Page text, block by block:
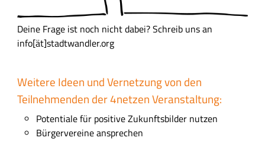
Deine Frage ist noch nicht dabei? Schreib uns an
info[ät]stadtwandler.org
Weitere Ideen und Vernetzung von den
Teilnehmenden der 4netzen Veranstaltung:
Potentiale für positive Zukunftsbilder nutzen
Bürgervereine ansprechen